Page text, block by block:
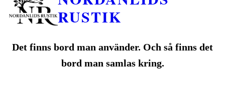
RUSTIK
Det finns bord man använder. Och så finns det
bord man samlas kring.